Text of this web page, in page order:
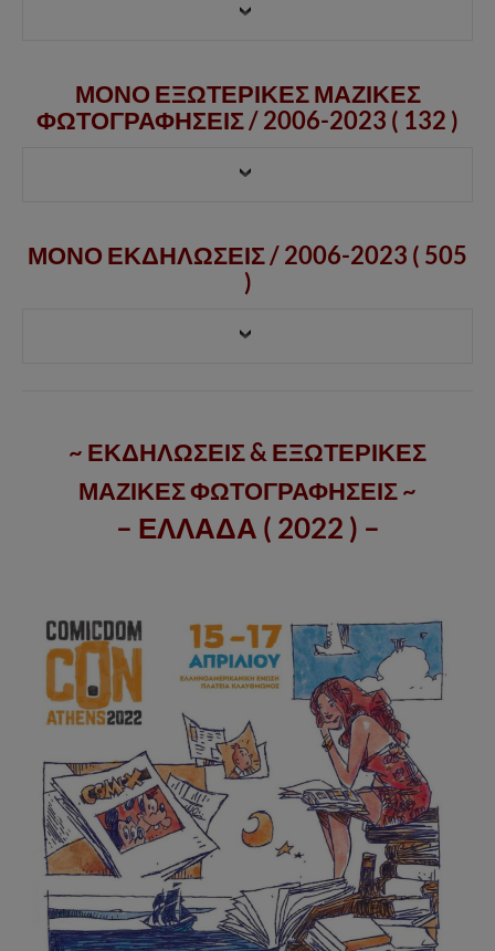
ΜΟΝΟ ΕΞΩΤΕΡΙΚΕΣ ΜΑΖΙΚΕΣ
ΦΩΤΟΓΡΑΦΗΣΕΙΣ /2006-2023 ( 132 )
ΜΟΝΟ ΕΚΔΗΛΩΣΕΙΣ / 2006-2023 ( 505
)
~ ΕΚΔΗΛΩΣΕΙΣ & ΕΞΩΤΕΡΙΚΕΣ
ΜΑΖΙΚΕΣ ΦΩΤΟΓΡΑΦΗΣΕΙΣ ~
– ΕΛΛΑΔΑ ( 2022 ) –